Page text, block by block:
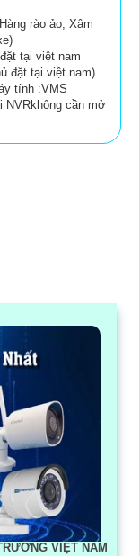
rào ảo, Xâm
tại việt nam
đặt tại việt nam)
tính :VMS
NVRkhông cần mở
VIỆT NAM